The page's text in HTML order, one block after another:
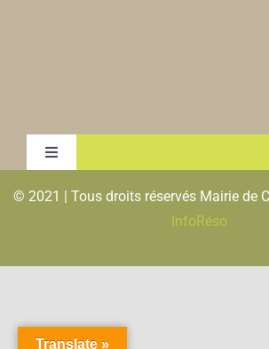
Toggle
MENTIONS LEGALES & RGPD
© 2021 | Tous droits réservés Mairie de
InfoRéso
Translate »